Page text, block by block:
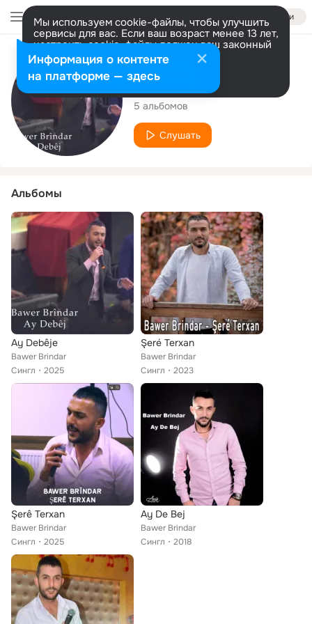
Войти
Мы используем cookie-файлы, чтобы улучшить
сервисы для вас. Если ваш возраст менее 13 лет,
настроить cookie-файлы должен ваш законный
представитель. Больше информации
Разрешить все Настроить
Исполнитель
Bawer Brindar
5 альбомов
Слушать
Альбомы
Ay Debêje
Bawer Brindar
Сингл
2025
Şeré Terxan
Bawer Brindar
Сингл
2023
Şerê Terxan
Bawer Brindar
Сингл
2025
Ay De Bej
Bawer Brindar
Сингл
2018
Информация о контенте
на платформе — здесь